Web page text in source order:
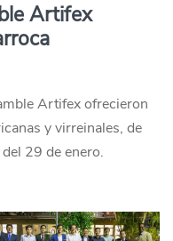
Artifex
Artifex ofrecieron
y virreinales, de
29 de enero.